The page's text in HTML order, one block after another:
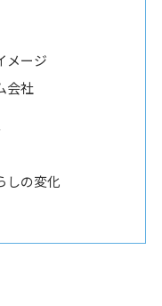
メージ
会社
しの変化